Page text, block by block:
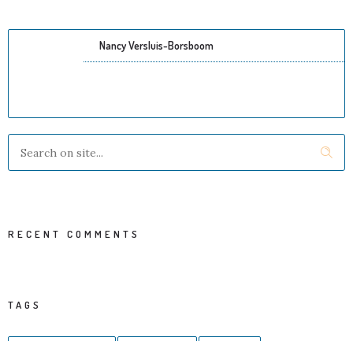
Nancy Versluis-Borsboom
RECENT COMMENTS
TAGS